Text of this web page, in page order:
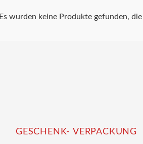
Es wurden keine Produkte gefunden,
GESCHENK- VERPACKUNG